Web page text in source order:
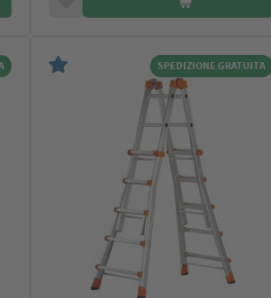
SPEDIZIONE GRATUITA